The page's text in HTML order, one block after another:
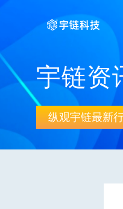
宇链资
纵观宇链最新